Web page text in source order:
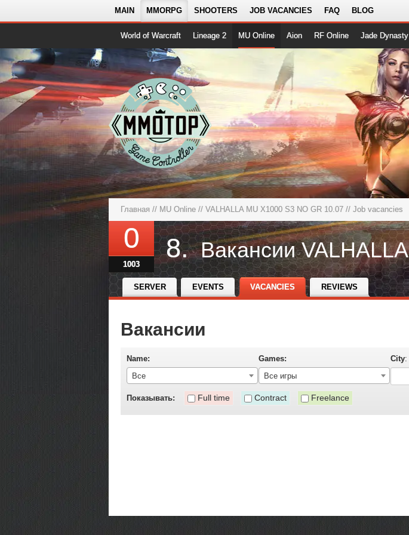
MAIN MMORPG SHOOTERS JOB VACANCIES FAQ BLOG
World of Warcraft Lineage 2 MU Online Aion RF Online Jade Dynasty
Главная // MU Online // VALHALLA MU X1000 S3 NO GR 10.07 // Job vacancies
0
1003
8.
SERVER EVENTS VACANCIES REVIEWS
Вакансии
Name:
Все
Games:
Все игры
City:
Показывать: Full time Contract Freelance